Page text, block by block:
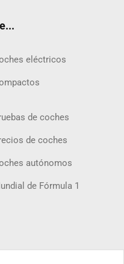
eléctricos
de coches
de coches
autónomos
de Fórmula 1